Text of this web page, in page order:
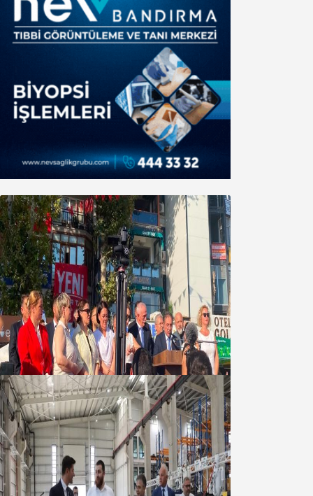
Yeni Parti Bandırma Teşkilatı kuruldu
06 Ağustos 2026